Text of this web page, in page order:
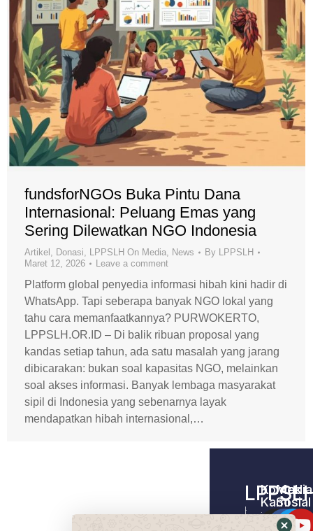
fundsforNGOs Buka Pintu Dana
Internasional: Peluang Emas yang
Sering Dilewatkan NGO Indonesia
Artikel Donasi LPPSLH On Media News By
LPPSLH
Maret 12, 2026
Leave a comment
Platform global penyedia informasi hibah kini hadir di
WhatsApp. Tapi seberapa banyak NGO lokal yang
tahu cara memanfaatkannya? PURWOKERTO,
LPPSLH.OR.ID – Di balik ribuan proposal yang
kandas setiap tahun, ada satu masalah yang jarang
dibicarakan: bukan soal kapasitas NGO, melainkan
soal akses informasi. Banyak lembaga masyarakat
sipil di Indonesia yang sebenarnya layak
mendapatkan hibah internasional,…
Home –
LPPSLH
Kontak
Kami
Tentang
Media
Sosial